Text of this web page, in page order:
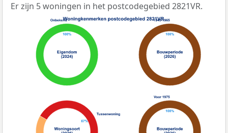
Er zijn 5 woningen in het postcodegebied 2821VR.